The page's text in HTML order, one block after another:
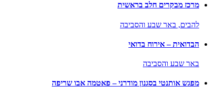
מרכז מבקרים חלב בראשית
להבים, באר שבע והסביבה
הבדואית – אירוח בדואי
באר שבע והסביבה
מפגש אותנטי בסגנון מודרני – פאטמה אבו שריפה